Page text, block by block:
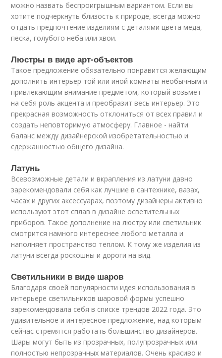
можно назвать беспроигрышным вариантом. Если вы
хотите подчеркнуть близость к природе, всегда можно
отдать предпочтение изделиям с деталями цвета меда,
песка, голубого неба или хвои.
Люстры в виде арт-объектов
Такое предложение обязательно понравится желающим
дополнить интерьер той или иной комнаты необычным и
привлекающим внимание предметом, который возьмет
на себя роль акцента и преобразит весь интерьер. Это
прекрасная возможность отклониться от всех правил и
создать неповторимую атмосферу. Главное - найти
баланс между дизайнерской изобретательностью и
сдержанностью общего дизайна.
Латунь
Всевозможные детали и вкрапления из латуни давно
зарекомендовали себя как лучшие в сантехнике, вазах,
часах и других аксессуарах, поэтому дизайнеры активно
используют этот сплав в дизайне осветительных
приборов. Такое дополнение на люстру или светильник
смотрится намного интереснее любого металла и
наполняет пространство теплом. К тому же изделия из
латуни всегда роскошны и дороги на вид.
Светильники в виде шаров
Благодаря своей популярности идея использования в
интерьере светильников шаровой формы успешно
зарекомендовала себя в списке трендов 2022 года. Это
удивительное и интересное предложение, над которым
сейчас стремятся работать большинство дизайнеров.
Шары могут быть из прозрачных, полупрозрачных или
полностью непрозрачных материалов. Очень красиво и